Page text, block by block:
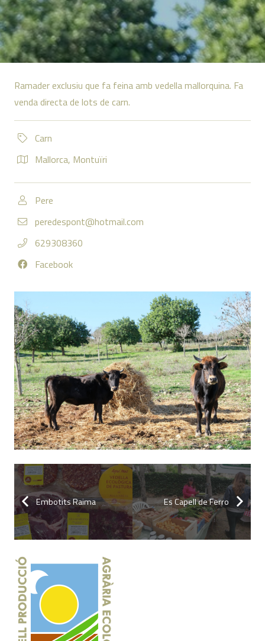
Ramader exclusiu que fa feina amb vedella mallorquina. Fa
venda directa de lots de carn.
Carn
Mallorca, Montuïri
Pere
peredespont@hotmail.com
629308360
Facebook
Embotits Raima Es Capell de Ferro